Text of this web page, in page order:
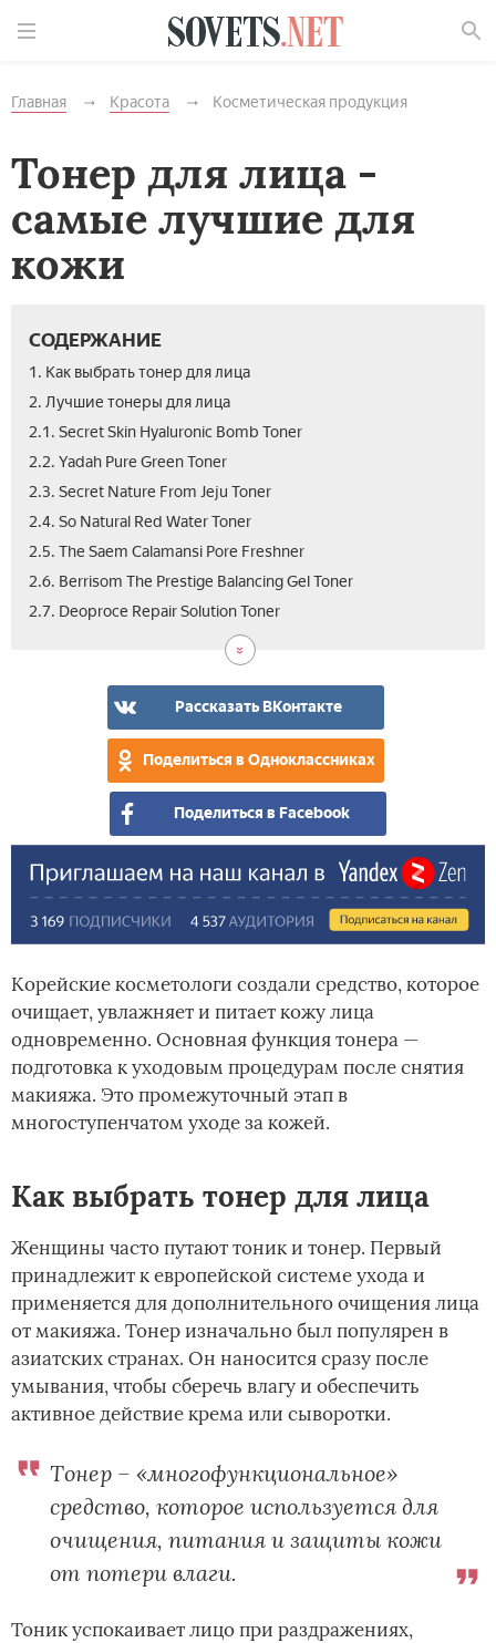
Главная Красота Косметическая продукция
Тонер для лица -
самые лучшие для
кожи
СОДЕРЖАНИЕ
1. Как выбрать тонер для лица
2. Лучшие тонеры для лица
2.1. Secret Skin Hyaluronic Bomb Toner
2.2. Yadah Pure Green Toner
2.3. Secret Nature From Jeju Toner
2.4. So Natural Red Water Toner
2.5. The Saem Calamansi Pore Freshner
2.6. Berrisom The Prestige Balancing Gel Toner
2.7. Deoproce Repair Solution Toner
Рассказать ВКонтакте
Поделиться в Одноклассниках
Поделиться в Facebook
Корейские косметологи создали средство, которое
очищает, увлажняет и питает кожу лица
одновременно. Основная функция тонера —
подготовка к уходовым процедурам после снятия
макияжа. Это промежуточный этап в
многоступенчатом уходе за кожей.
Как выбрать тонер для лица
Женщины часто путают тоник и тонер. Первый
принадлежит к европейской системе ухода и
применяется для дополнительного очищения лица
от макияжа. Тонер изначально был популярен в
азиатских странах. Он наносится сразу после
умывания, чтобы сберечь влагу и обеспечить
активное действие крема или сыворотки.
Тонер – «многофункциональное»
средство, которое используется для
очищения, питания и защиты кожи
от потери влаги.
Тоник успокаивает лицо при раздражениях,